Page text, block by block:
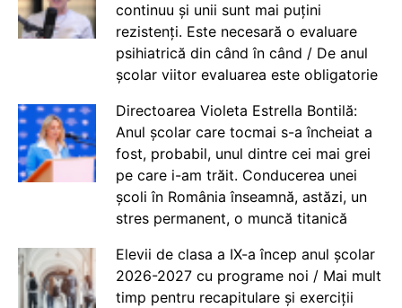
continuu și unii sunt mai puțini
rezistenți. Este necesară o evaluare
psihiatrică din când în când / De anul
școlar viitor evaluarea este obligatorie
Directoarea Violeta Estrella Bontilă:
Anul școlar care tocmai s-a încheiat a
fost, probabil, unul dintre cei mai grei
pe care i-am trăit. Conducerea unei
școli în România înseamnă, astăzi, un
stres permanent, o muncă titanică
Elevii de clasa a IX-a încep anul școlar
2026-2027 cu programe noi / Mai mult
timp pentru recapitulare și exerciții